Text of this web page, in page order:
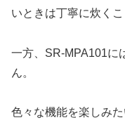
いときは丁寧に炊くこ
一方、SR-MPA101に
ん。
色々な機能を楽しみ